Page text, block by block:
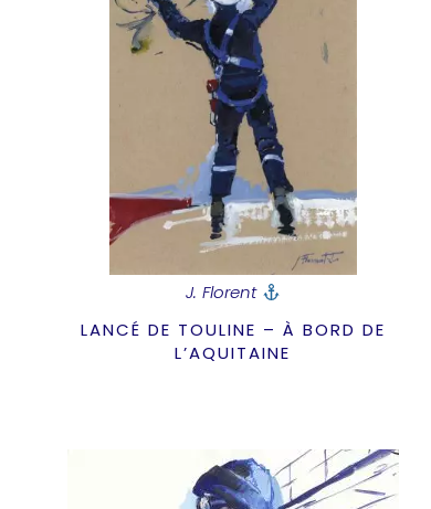
J. Florent
LANCÉ DE TOULINE – À BORD DE
L’AQUITAINE